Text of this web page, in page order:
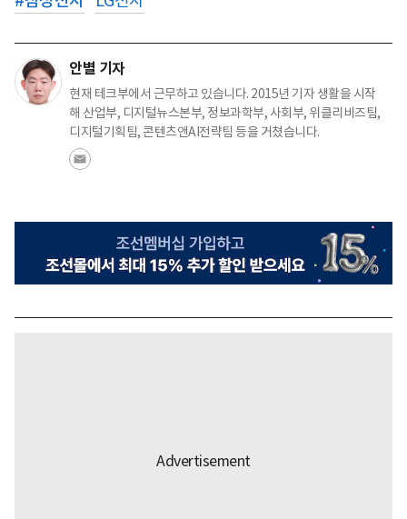
안별 기자
현재 테크부에서 근무하고 있습니다. 2015년 기자 생활을 시작
해 산업부, 디지털뉴스본부, 정보과학부, 사회부, 위클리비즈팀,
디지털기획팀, 콘텐츠앤AI전략팀 등을 거쳤습니다.